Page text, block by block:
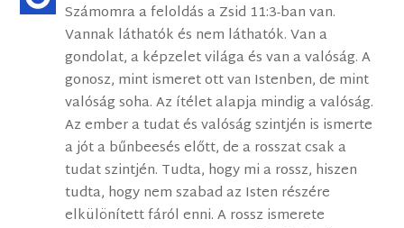
Számomra a feloldás a Zsid 11:3-ban van.
Vannak láthatók és nem láthatók. Van a
gondolat, a képzelet világa és van a valóság. A
gonosz, mint ismeret ott van Istenben, de mint
valóság soha. Az ítélet alapja mindig a valóság.
Az ember a tudat és valóság szintjén is ismerte
a jót a bűnbeesés előtt, de a rosszat csak a
tudat szintjén. Tudta, hogy mi a rossz, hiszen
tudta, hogy nem szabad az Isten részére
elkülönített fáról enni. A rossz ismerete